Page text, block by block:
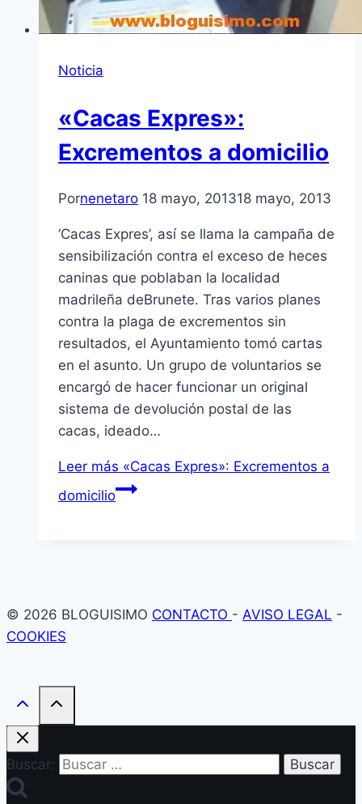
Noticia
«Cacas Expres»:
Excrementos a domicilio
Pornenetaro 18 mayo, 201318 mayo, 2013
‘Cacas Expres’, así­ se llama la campaña de
sensibilización contra el exceso de heces
caninas que poblaban la localidad
madrileña deBrunete. Tras varios planes
contra la plaga de excrementos sin
resultados, el Ayuntamiento tomó cartas
en el asunto. Un grupo de voluntarios se
encargó de hacer funcionar un original
sistema de devolución postal de las
cacas, ideado…
Leer más «Cacas Expres»: Excrementos a
domicilio
© 2026 BLOGUISIMO CONTACTO - AVISO LEGAL -
COOKIES
Buscar: